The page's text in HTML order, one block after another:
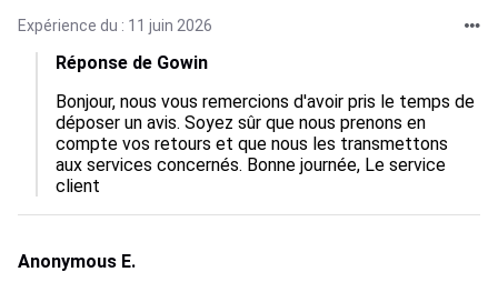
Expérience du : 11 juin 2026
Réponse de Gowin
Bonjour, nous vous remercions d'avoir pris le temps de
déposer un avis. Soyez sûr que nous prenons en
compte vos retours et que nous les transmettons
aux services concernés. Bonne journée, Le service
client
Anonymous E.